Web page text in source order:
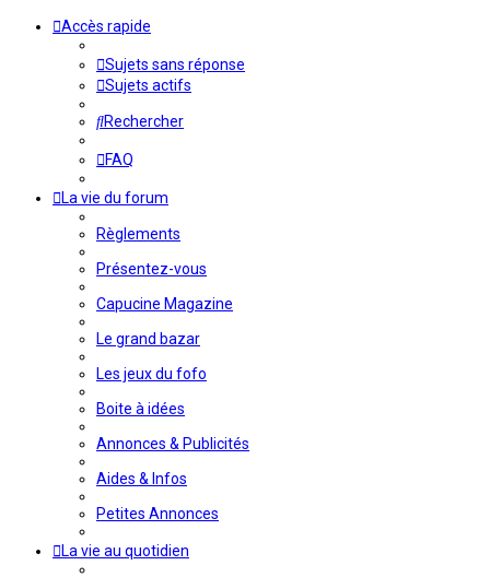
Accès rapide
Sujets sans réponse
Sujets actifs
Rechercher
FAQ
La vie du forum
Règlements
Présentez-vous
Capucine Magazine
Le grand bazar
Les jeux du fofo
Boite à idées
Annonces & Publicités
Aides & Infos
Petites Annonces
La vie au quotidien